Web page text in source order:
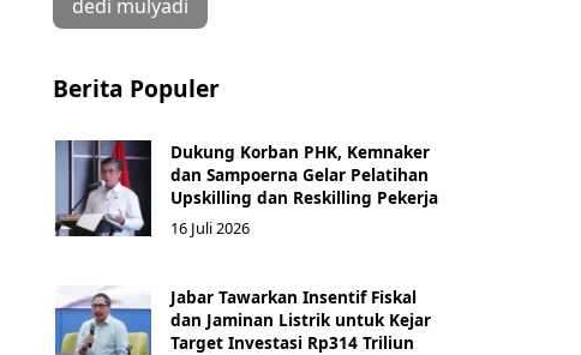
dedi mulyadi
Berita Populer
Dukung Korban PHK, Kemnaker
dan Sampoerna Gelar Pelatihan
Upskilling dan Reskilling Pekerja
16 Juli 2026
Jabar Tawarkan Insentif Fiskal
dan Jaminan Listrik untuk Kejar
Target Investasi Rp314 Triliun